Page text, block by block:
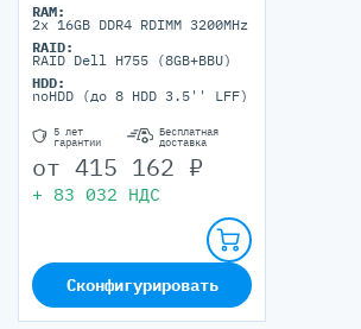
RAM:
2x 16GB DDR4 RDIMM 3200MHz
RAID:
RAID Dell H755 (8GB+BBU)
HDD:
noHDD (до 8 HDD 3.5'' LFF)
5 лет
гарантии
Бесплатная
доставка
от 415 162 ₽
+ 83 032 НДС
Сконфигурировать